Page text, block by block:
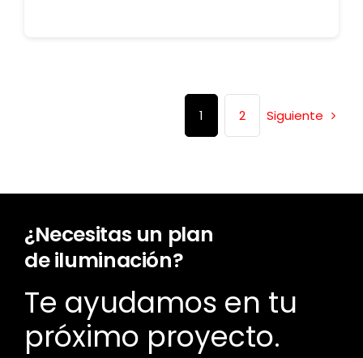
1 2 Siguiente
¿Necesitas un plan
de iluminación?
Te ayudamos en tu
próximo proyecto.